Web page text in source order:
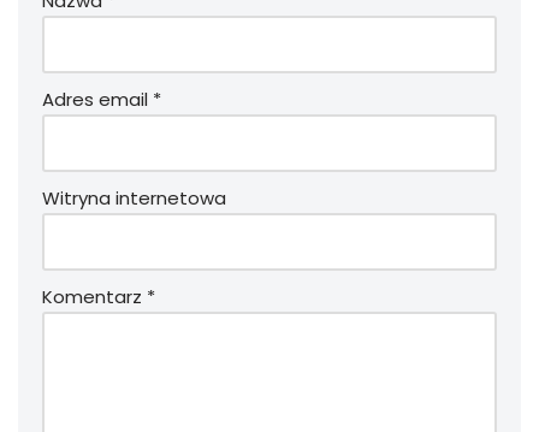
Adres email *
Witryna internetowa
Komentarz *